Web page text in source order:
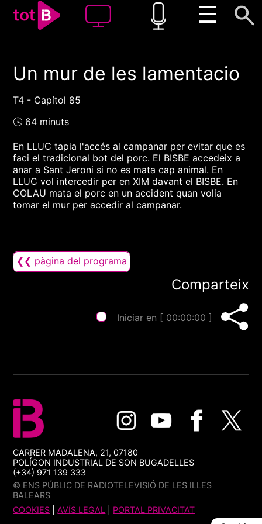
☰
00:00 00:00
Un mur de les lamentacio
T4 - Capítol 85
🕓 64 minuts
En LLUC tapia l'accés al campanar per evitar que es
faci el tradicional bot del porc. El BISBE accedeix a
anar a Sant Jeroni si no es mata cap animal. En
LLUC vol intercedir per en XIM davant el BISBE. En
COLAU mata el porc en un accident quan volia
tomar el mur per accedir al campanar.
❮❮ pàgina del programa
Comparteix
Iniciar en [ 00:00:00 ]
CARRER MADALENA, 21, 07180
POLÍGON INDUSTRIAL DE SON BUGADELLES
(+34) 971 139 333
© ENS PÚBLIC DE RADIOTELEVISIÓ DE LES ILLES
BALEARS
COOKIES |AVÍS LEGAL PORTAL PRIVACITAT